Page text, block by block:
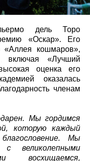
дель Торо
«Оскар». Его
кошмаров»,
включая «Лучший
оценка его
оказалась
членам
Мы гордимся
которую каждый
Мы
великолепными
восхищаемся,